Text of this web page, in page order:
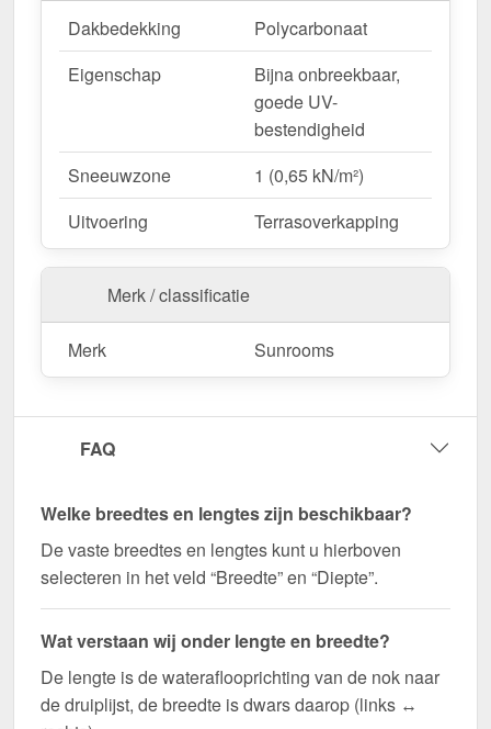
Dakbedekking
Polycarbonaat
Eigenschap
Bijna onbreekbaar,
goede UV-
bestendigheid
Sneeuwzone
1 (0,65 kN/m²)
Uitvoering
Terrasoverkapping
Merk / classificatie
Merk Sunrooms
FAQ
Welke breedtes en lengtes zijn beschikbaar?
De vaste breedtes en lengtes kunt u hierboven
selecteren in het veld “Breedte” en “Diepte”.
Wat verstaan wij onder lengte en breedte?
De lengte is de wateraflooprichting van de nok naar
de druiplijst, de breedte is dwars daarop (links ↔